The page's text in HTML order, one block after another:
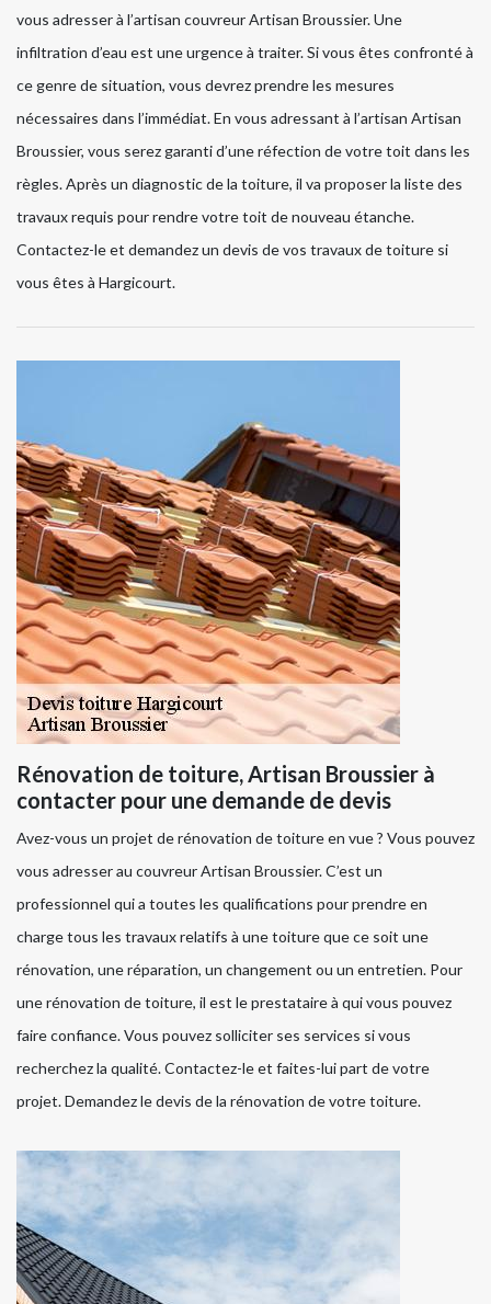
vous adresser à l’artisan couvreur Artisan Broussier. Une
infiltration d’eau est une urgence à traiter. Si vous êtes confronté à
ce genre de situation, vous devrez prendre les mesures
nécessaires dans l’immédiat. En vous adressant à l’artisan Artisan
Broussier, vous serez garanti d’une réfection de votre toit dans les
règles. Après un diagnostic de la toiture, il va proposer la liste des
travaux requis pour rendre votre toit de nouveau étanche.
Contactez-le et demandez un devis de vos travaux de toiture si
vous êtes à Hargicourt.
Rénovation de toiture, Artisan Broussier à
contacter pour une demande de devis
Avez-vous un projet de rénovation de toiture en vue ? Vous pouvez
vous adresser au couvreur Artisan Broussier. C’est un
professionnel qui a toutes les qualifications pour prendre en
charge tous les travaux relatifs à une toiture que ce soit une
rénovation, une réparation, un changement ou un entretien. Pour
une rénovation de toiture, il est le prestataire à qui vous pouvez
faire confiance. Vous pouvez solliciter ses services si vous
recherchez la qualité. Contactez-le et faites-lui part de votre
projet. Demandez le devis de la rénovation de votre toiture.